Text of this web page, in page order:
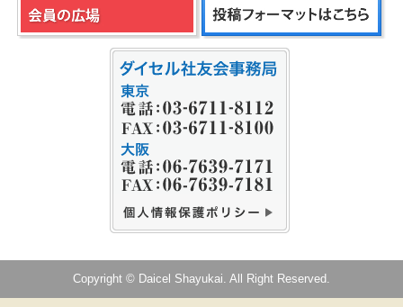
Copyright © Daicel Shayukai. All Right Reserved.